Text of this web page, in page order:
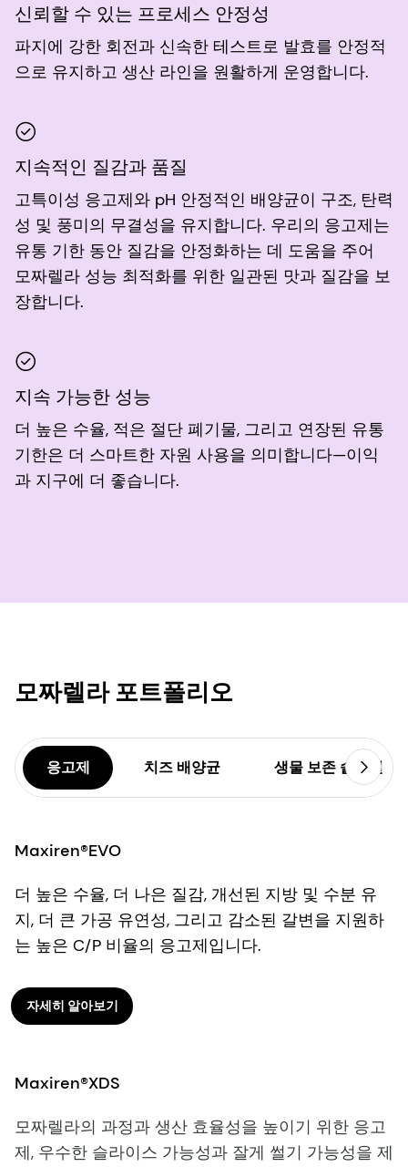
신뢰할 수 있는 프로세스 안정성
파지에 강한 회전과 신속한 테스트로 발효를 안정적
으로 유지하고 생산 라인을 원활하게 운영합니다.
지속적인 질감과 품질
고특이성 응고제와 pH 안정적인 배양균이 구조, 탄력
성 및 풍미의 무결성을 유지합니다. 우리의 응고제는
유통 기한 동안 질감을 안정화하는 데 도움을 주어
모짜렐라 성능 최적화를 위한 일관된 맛과 질감을 보
장합니다.
지속 가능한 성능
더 높은 수율, 적은 절단 폐기물, 그리고 연장된 유통
기한은 더 스마트한 자원 사용을 의미합니다—이익
과 지구에 더 좋습니다.
모짜렐라 포트폴리오
응고제 치즈 배양균 생물 보존 솔루션
Maxiren®EVO
더 높은 수율, 더 나은 질감, 개선된 지방 및 수분 유
지, 더 큰 가공 유연성, 그리고 감소된 갈변을 지원하
는 높은 C/P 비율의 응고제입니다.
자세히 알아보기
Maxiren®XDS
모짜렐라의 과정과 생산 효율성을 높이기 위한 응고
제, 우수한 슬라이스 가능성과 잘게 썰기 가능성을 제